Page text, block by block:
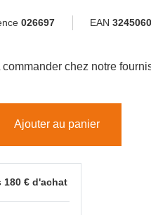
026697 EAN
commander chez notre
Ajouter au panier
€ d'achat